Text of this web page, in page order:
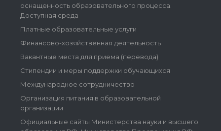
оснащенность образовательного процесса.
Доступная среда
Платные образовательные услуги
Финансово-хозяйственная деятельность
Вакантные места для приема (перевода)
Стипендии и меры поддержки обучающихся
Международное сотрудничество
Организация питания в образовательной
организации
Официальные сайты Министерства науки и высшего